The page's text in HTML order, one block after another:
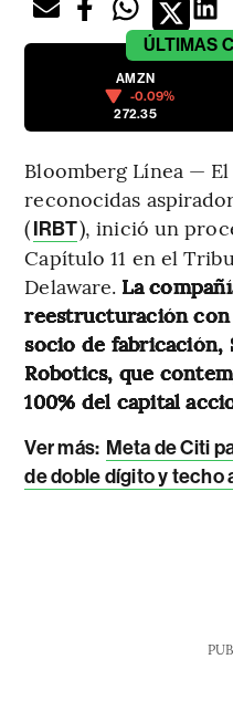
ÚLTIMAS
AMZN
-0.09%
272.35
Bloomberg Línea —
reconocidas
(IRBT), inició un
Capítulo 11 en el
Delaware. La
reestructuración
socio de fabricación,
Robotics, que
100% del capital
Ver más: Meta de Citi
de doble dígito y techo